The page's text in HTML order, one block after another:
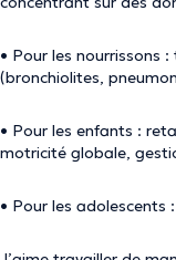
• Pour les nourrissons
(bronchiolites,
• Pour les enfants :
motricité globale,
• Pour les